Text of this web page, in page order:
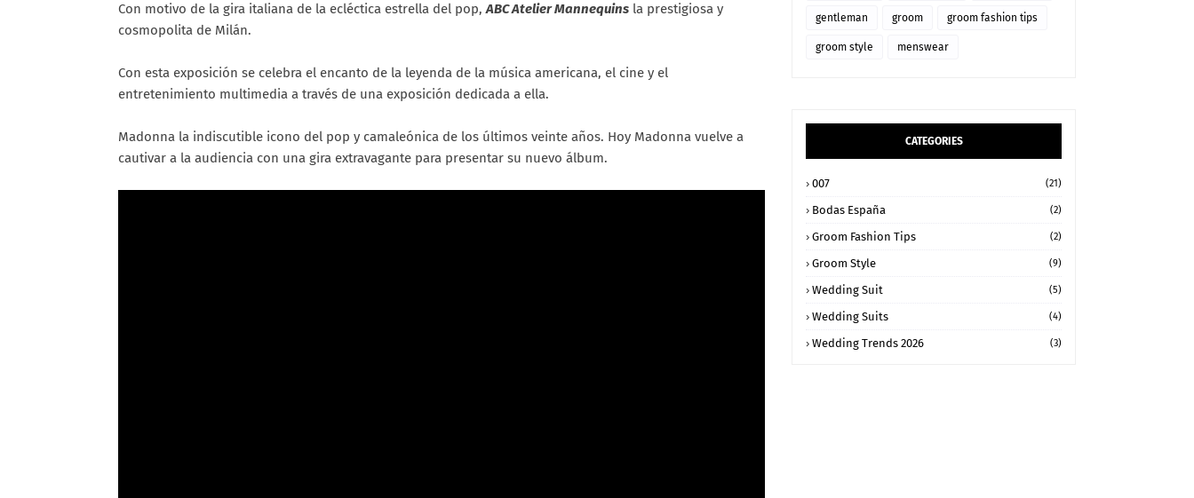
Con motivo de la gira italiana de la ecléctica estrella del pop,ABC Atelier Mannequins la prestigiosa y
cosmopolita de Milán.
Con esta exposición se celebra el encanto de la leyenda de la música americana, el cine y el
entretenimiento multimedia a través de una exposición dedicada a ella.
Madonna la indiscutible icono del pop y camaleónica de los últimos veinte años. Hoy Madonna vuelve a
cautivar a la audiencia con una gira extravagante para presentar su nuevo álbum.
gentleman groom groom fashion tips
groom style menswear
CATEGORIES
007 (21)
Bodas España (2)
Groom Fashion Tips (2)
Groom Style (9)
Wedding Suit (5)
Wedding Suits (4)
Wedding Trends 2026 (3)